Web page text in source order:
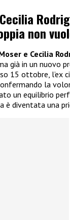
non
e Cecilia
già in un nuovo
15 ottobre, l’ex
la
un equilibrio
è diventata una